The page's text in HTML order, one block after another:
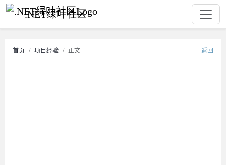
.NET绿叶社区
首页 项目经验 正文 返回